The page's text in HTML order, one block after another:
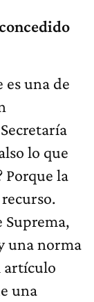
es una de
lo que
Porque la
Suprema,
una norma
artículo
una